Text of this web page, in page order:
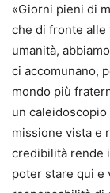
«Giorni pieni di
che di fronte alle
umanità,
ci accomunano,
mondo più
un
missione vista e
credibilità rende
poter stare qui e